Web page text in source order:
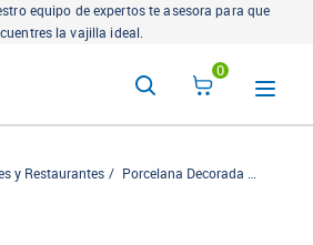
equipo de expertos te asesora para que
la vajilla ideal.
0
y Restaurantes Porcelana Decorada